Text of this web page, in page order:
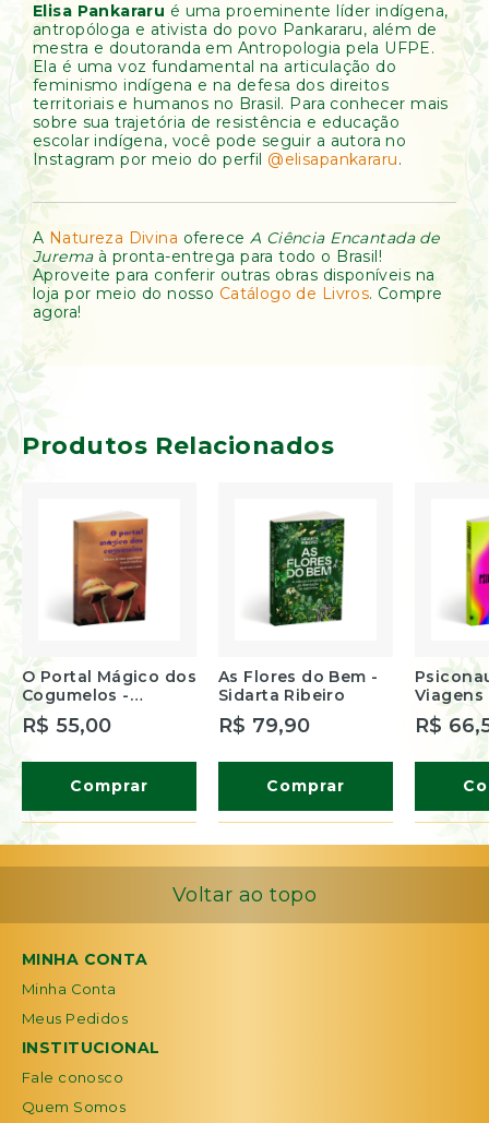
Elisa Pankararu é uma proeminente líder indígena,
antropóloga e ativista do povo Pankararu, além de
mestra e doutoranda em Antropologia pela UFPE.
Ela é uma voz fundamental na articulação do
feminismo indígena e na defesa dos direitos
territoriais e humanos no Brasil. Para conhecer mais
sobre sua trajetória de resistência e educação
escolar indígena, você pode seguir a autora no
Instagram por meio do perfil @elisapankararu.
A Natureza Divina oferece A Ciência Encantada de
Juremaà pronta-entrega para todo o Brasil!
Aproveite para conferir outras obras disponíveis na
loja por meio do nosso Catálogo de Livros. Compre
agora!
Produtos Relacionados
O Portal Mágico dos
Cogumelos -
Shauara David
R$ 55,00
Comprar
As Flores do Bem -
Sidarta Ribeiro
R$ 79,90
Comprar
Viagens
Ciência
R$
Voltar ao topo
MINHA CONTA
Minha Conta
Meus Pedidos
INSTITUCIONAL
Fale conosco
Quem Somos